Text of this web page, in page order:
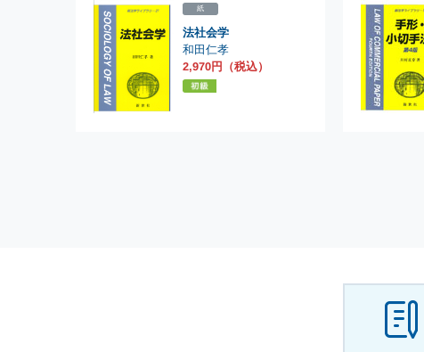
紙
法社会学
和田仁孝
2,970円（税込）